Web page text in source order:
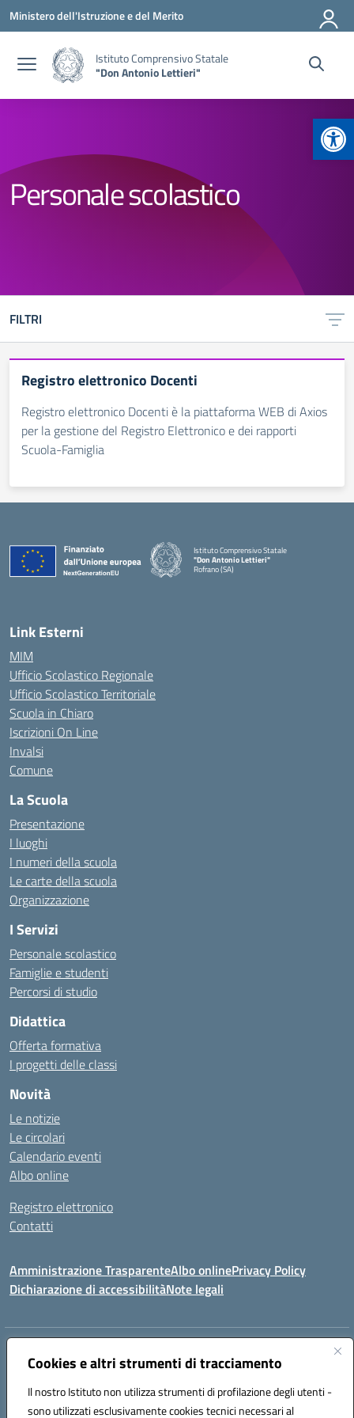
Cookies e altri strumenti di tracciamento
Il nostro Istituto non utilizza strumenti di profilazione degli utenti -
sono utilizzati esclusivamente cookies tecnici necessari al
Vai ai contenuti
Vai al menu di navigazione
Vai al footer
Ministero dell'Istruzione e del Merito
Istituto Comprensivo Statale
"Don Antonio Lettieri"
Personale scolastico
FILTRI
Registro elettronico Docenti
Registro elettronico Docenti è la piattaforma WEB di Axios
per la gestione del Registro Elettronico e dei rapporti
Scuola-Famiglia
Istituto Comprensivo Statale
"Don Antonio Lettieri"
Rofrano (SA)
Link Esterni
MIM
Ufficio Scolastico Regionale
Ufficio Scolastico Territoriale
Scuola in Chiaro
Iscrizioni On Line
Invalsi
Comune
La Scuola
Presentazione
I luoghi
I numeri della scuola
Le carte della scuola
Organizzazione
I Servizi
Personale scolastico
Famiglie e studenti
Percorsi di studio
Didattica
Offerta formativa
I progetti delle classi
Novità
Le notizie
Le circolari
Calendario eventi
Albo online
Registro elettronico
Contatti
Amministrazione TrasparenteAlbo onlinePrivacy Policy
Dichiarazione di accessibilitàNote legali
Centralino:0974952026 Email:saic8am009@istruzione.it
Posta elettronica certificata (PEC):
saic8am009@pec.istruzione.it
Codice fiscale: 93023970655